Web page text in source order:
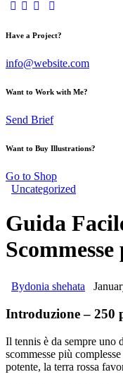
Have a Project?
info@website.com
Want to Work with Me?
Send Brief
Want to Buy Illustrations?
Go to Shop
Uncategorized
Guida
Bydonia shehata
Introduzione – 250
Il tennis è da sempre uno
scommesse più
potente, la terra rossa